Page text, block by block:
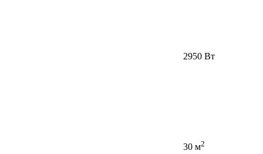
2950 Вт
30 м2